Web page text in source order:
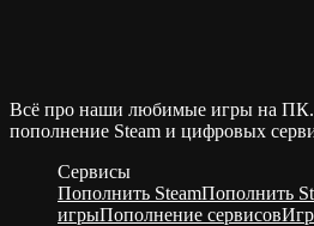
Всё про наши любимые игры на ПК.
пополнение Steam и цифровых
Сервисы
Пополнить SteamПополнить
игрыПополнение сервисов